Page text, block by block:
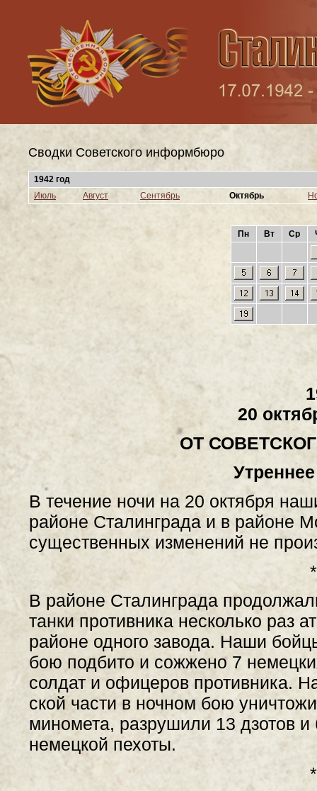
Сводки Cоветского информбюро
1942 год
Июль
Август Сентябрь Октябрь
Пн Вт Ср
20
ОТ
В течение ночи на 20 октября
районе Сталинграда и в районе
существенных изменений не
В районе Сталинграда
танки противника несколько раз
районе одного завода. Наши
бою подбито и сожжено 7
солдат и офицеров противника.
ской части в ночном бою
миномета, разрушили 13 дзотов
немецкой пехоты.